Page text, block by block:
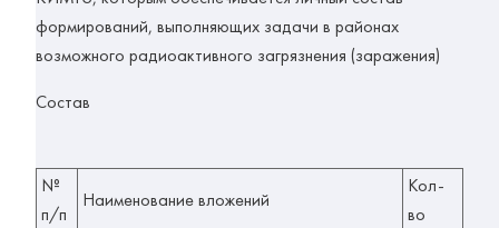
формирований, выполняющих задачи в районах
возможного радиоактивного загрязнения (заражения)
Состав
№
п/п
Наименование вложений
Кол-
во